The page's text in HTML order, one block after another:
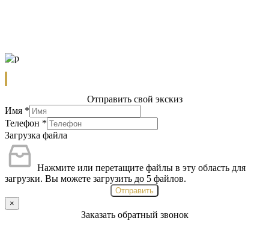
Отправить свой экскиз
Имя *
Телефон *
Загрузка файла
Нажмите или перетащите файлы в эту область для
загрузки. Вы можете загрузить до 5 файлов.
Отправить
×
Заказать обратный звонок